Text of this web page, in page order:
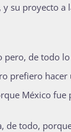
su proyecto a
pero, de todo
prefiero
México fue
de todo,